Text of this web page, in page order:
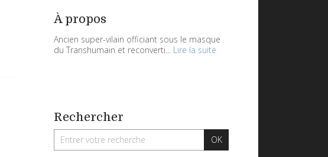
À propos
Ancien super-vilain officiant sous le masque
du Transhumain et reconverti... Lire la suite
Rechercher